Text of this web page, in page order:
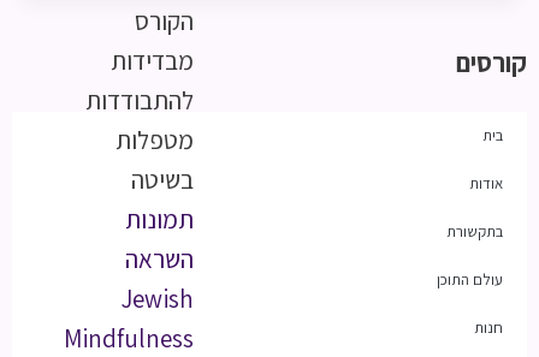
הקורס
מבדידות
להתבודדות
מטפלות
בשיטה
תמונות
השראה
Jewish
Mindfulness
קורסים
בית
אודות
בתקשורת
עולם התוכן
חנות